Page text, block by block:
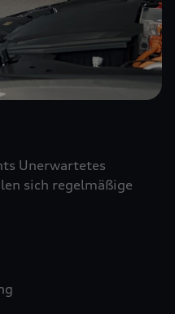
Unerwartetes
sich regelmäßige